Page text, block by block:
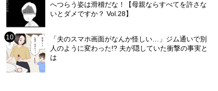
へつらう姿は滑稽だな！【母親ならすべてを許さな
いとダメですか？ Vol.28】
「夫のスマホ画面がなんか怪しい…」ジム通いで別
人のように変わった!? 夫が隠していた衝撃の事実と
は